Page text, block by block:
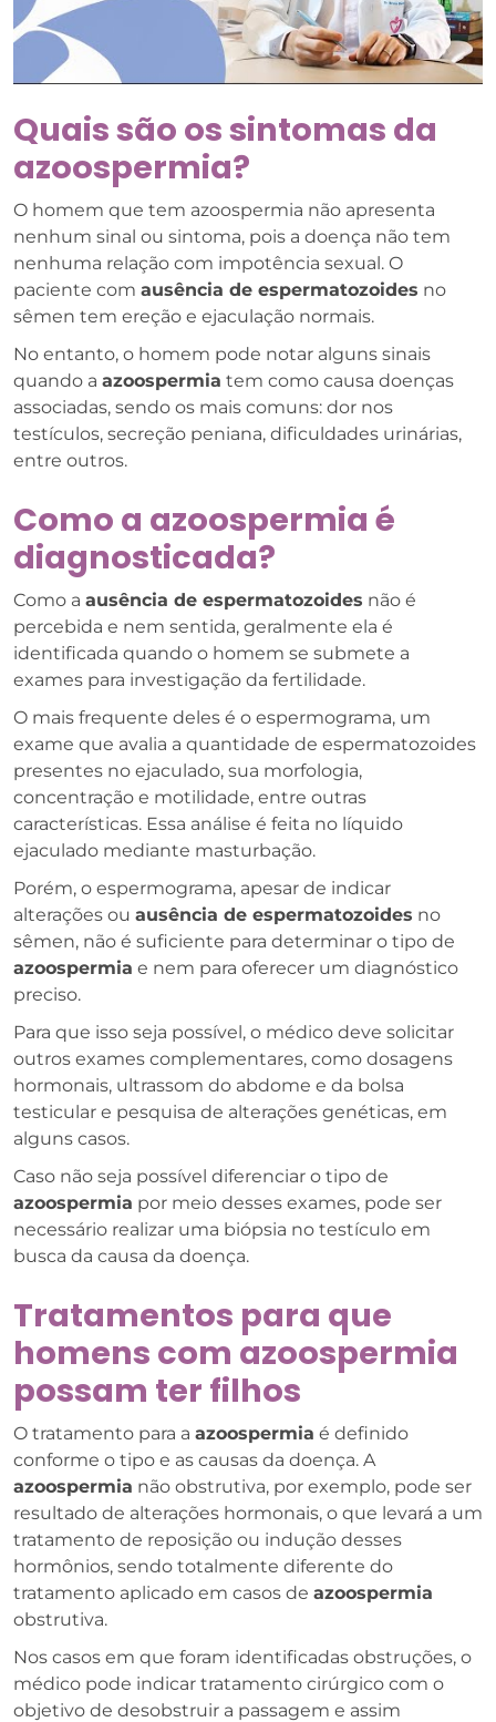
Quais são os sintomas da
azoospermia?
O homem que tem azoospermia não apresenta
nenhum sinal ou sintoma, pois a doença não tem
nenhuma relação com impotência sexual. O
paciente com ausência de espermatozoides no
sêmen tem ereção e ejaculação normais.
No entanto, o homem pode notar alguns sinais
quando a azoospermia tem como causa doenças
associadas, sendo os mais comuns: dor nos
testículos, secreção peniana, dificuldades urinárias,
entre outros.
Como a azoospermia é
diagnosticada?
Como a ausência de espermatozoides não é
percebida e nem sentida, geralmente ela é
identificada quando o homem se submete a
exames para investigação da fertilidade.
O mais frequente deles é o espermograma, um
exame que avalia a quantidade de espermatozoides
presentes no ejaculado, sua morfologia,
concentração e motilidade, entre outras
características. Essa análise é feita no líquido
ejaculado mediante masturbação.
Porém, o espermograma, apesar de indicar
alterações ou ausência de espermatozoides no
sêmen, não é suficiente para determinar o tipo de
azoospermia e nem para oferecer um diagnóstico
preciso.
Para que isso seja possível, o médico deve solicitar
outros exames complementares, como dosagens
hormonais, ultrassom do abdome e da bolsa
testicular e pesquisa de alterações genéticas, em
alguns casos.
Caso não seja possível diferenciar o tipo de
azoospermia por meio desses exames, pode ser
necessário realizar uma biópsia no testículo em
busca da causa da doença.
Tratamentos para que
homens com azoospermia
possam ter filhos
O tratamento para a azoospermia é definido
conforme o tipo e as causas da doença. A
azoospermia não obstrutiva, por exemplo, pode ser
resultado de alterações hormonais, o que levará a um
tratamento de reposição ou indução desses
hormônios, sendo totalmente diferente do
tratamento aplicado em casos de azoospermia
obstrutiva.
Nos casos em que foram identificadas obstruções, o
médico pode indicar tratamento cirúrgico com o
objetivo de desobstruir a passagem e assim